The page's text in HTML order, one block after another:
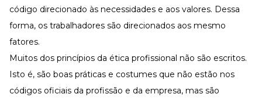
código direcionado às necessidades e aos valores. Dessa
forma, os trabalhadores são direcionados aos mesmo
fatores.
Muitos dos princípios da ética profissional não são escritos.
Isto é, são boas práticas e costumes que não estão nos
códigos oficiais da profissão e da empresa, mas são